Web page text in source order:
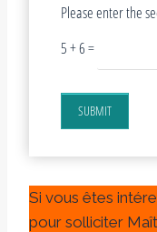
Please enter the
5 + 6 =
SUBMIT
Si vous êtes
pour solliciter